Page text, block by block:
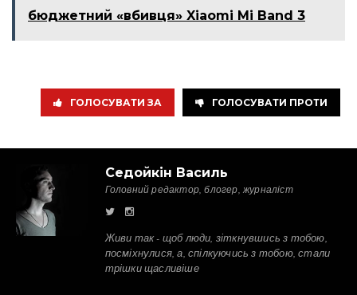
бюджетний «вбивця» Xiaomi Mi Band 3
ГОЛОСУВАТИ ЗА ГОЛОСУВАТИ ПРОТИ
Седойкін Василь
Головний редактор, блогер, журналіст
Живи так - щоб люди, зіткнувшись з тобою,
посміхнулися, а, спілкуючись з тобою, стали
трішки щасливіше